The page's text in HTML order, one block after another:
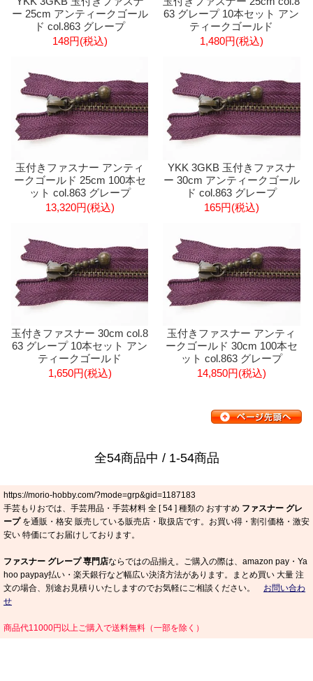
ー 25cm アンティークゴール
ド col.863 グレープ
148円(税込)
63 グレープ 10本セット アン
ティークゴールド
1,480円(税込)
玉付きファスナー アンティ
ークゴールド 25cm 100本セ
ット col.863 グレープ
13,320円(税込)
YKK 3GKB 玉付きファスナ
ー 30cm アンティークゴール
ド col.863 グレープ
165円(税込)
玉付きファスナー 30cm col.8
63 グレープ 10本セット アン
ティークゴールド
1,650円(税込)
玉付きファスナー アンティ
ークゴールド 30cm 100本セ
ット col.863 グレープ
14,850円(税込)
全54商品中 / 1-54商品
https://morio-hobby.com/?mode=grp&gid=1187183
手芸もりおでは、手芸用品・手芸材料 全 [54 ] 種類の おすすめ ファスナー グレ
ープを通販・格安 販売している販売店・取扱店です。お買い得・割引価格・激安
安い 特価にてお届けしております。
ファスナー グレープ 専門店ならではの品揃え。ご購入の際は、amazon pay・Ya
hoo paypay払い・楽天銀行など幅広い決済方法があります。まとめ買い 大量 注
文の場合、別途お見積りいたしますのでお気軽にご相談ください。 お問い合わ
せ
商品代11000円以上ご購入で送料無料（一部を除く）